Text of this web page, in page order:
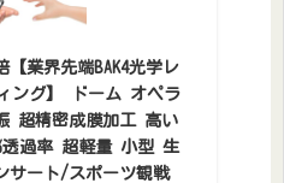
業界先端BAK4光学レ
ング】 ドーム オペラ
超精密成膜加工 高い
過率 超軽量 小型 生
サート/スポーツ観戦